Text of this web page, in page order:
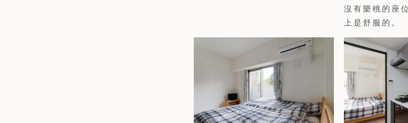
沒有樂桃的座
上是舒服的。